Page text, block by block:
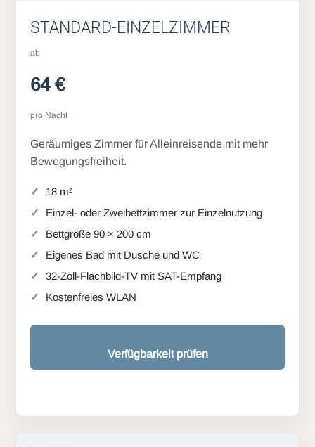
STANDARD-EINZELZIMMER
ab
64 €
pro Nacht
Geräumiges Zimmer für Alleinreisende mit mehr
Bewegungsfreiheit.
18 m²
Einzel- oder Zweibettzimmer zur Einzelnutzung
Bettgröße 90 × 200 cm
Eigenes Bad mit Dusche und WC
32-Zoll-Flachbild-TV mit SAT-Empfang
Kostenfreies WLAN
Verfügbarkeit prüfen